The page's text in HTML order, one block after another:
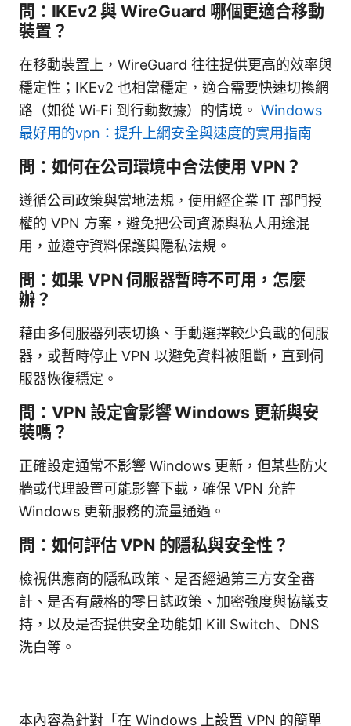
問：IKEv2 與 WireGuard 哪個更適合移動
裝置？
在移動裝置上，WireGuard 往往提供更高的效率與
穩定性；IKEv2 也相當穩定，適合需要快速切換網
路（如從 Wi‑Fi 到行動數據）的情境。 Windows
最好用的vpn：提升上網安全與速度的實用指南
問：如何在公司環境中合法使用 VPN？
遵循公司政策與當地法規，使用經企業 IT 部門授
權的 VPN 方案，避免把公司資源與私人用途混
用，並遵守資料保護與隱私法規。
問：如果 VPN 伺服器暫時不可用，怎麼
辦？
藉由多伺服器列表切換、手動選擇較少負載的伺服
器，或暫時停止 VPN 以避免資料被阻斷，直到伺
服器恢復穩定。
問：VPN 設定會影響 Windows 更新與安
裝嗎？
正確設定通常不影響 Windows 更新，但某些防火
牆或代理設置可能影響下載，確保 VPN 允許
Windows 更新服務的流量通過。
問：如何評估 VPN 的隱私與安全性？
檢視供應商的隱私政策、是否經過第三方安全審
計、是否有嚴格的零日誌政策、加密強度與協議支
持，以及是否提供安全功能如 Kill Switch、DNS
洗白等。
本內容為針對「在 Windows 上設置 VPN 的簡單